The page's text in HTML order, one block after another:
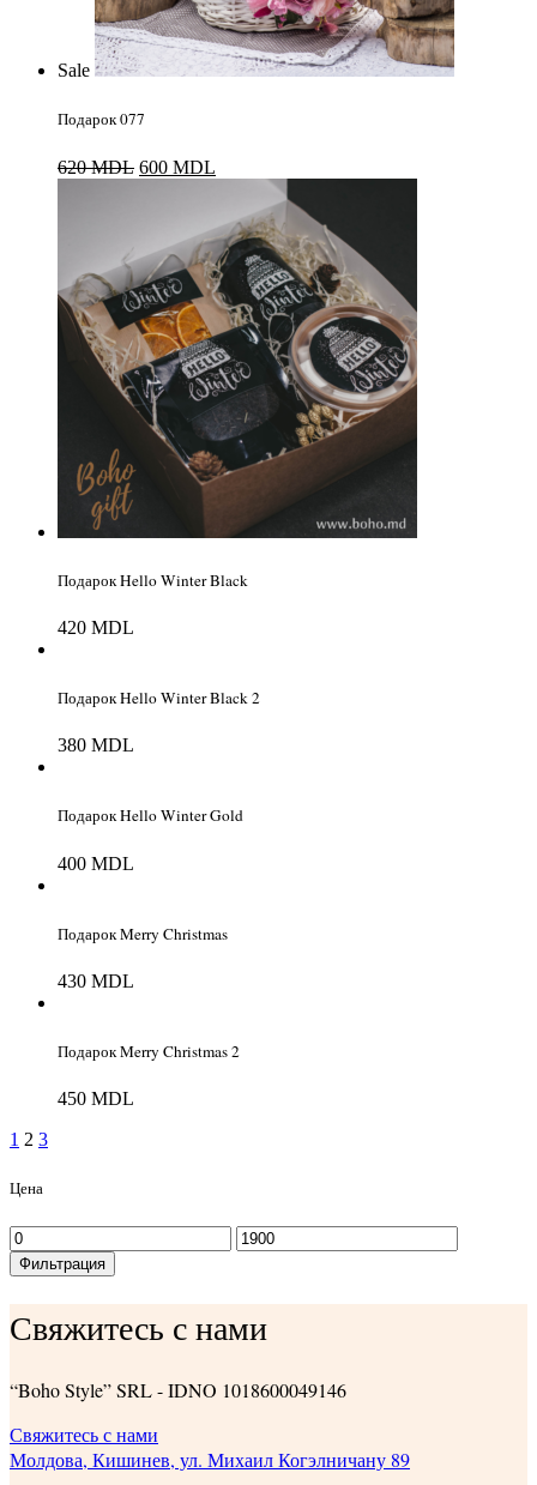
Sale
Подарок 077
620MDL Первоначальная
620 MDL.
600 MDL
600 MDL.
Подарок Hello Winter Black
420 MDL
Подарок Hello Winter Black 2
380 MDL
Подарок Hello Winter Gold
400 MDL
Подарок Merry Christmas
430 MDL
Подарок Merry Christmas 2
450 MDL
1 2 3
Цена
Минимальная
цена
Максимальная
цена
Фильтрация
Свяжитесь с нами
“Boho Style” SRL - IDNO 1018600049146
Свяжитесь с нами
Молдова, Кишинев, ул. Михаил Когэлничану 89